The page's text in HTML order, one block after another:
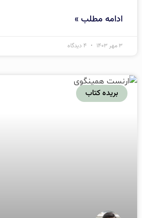
ادامه مطلب »
۳ مهر ۱۴۰۳
بریده کتاب